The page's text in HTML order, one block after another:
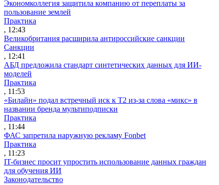
Экономколлегия защитила компанию от переплаты за
пользование землей
Практика
, 12:43
Великобритания расширила антироссийские санкции
Санкции
, 12:41
АБД предложила стандарт синтетических данных для ИИ-
моделей
Практика
, 11:53
«Билайн» подал встречный иск к Т2 из-за слова «микс» в
названии бренда мультиподписки
Практика
, 11:44
ФАС запретила наружную рекламу Fonbet
Практика
, 11:23
IT-бизнес просит упростить использование данных граждан
для обучения ИИ
Законодательство